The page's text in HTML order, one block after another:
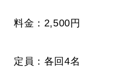
料金： 2,500円
定員： 各回4名